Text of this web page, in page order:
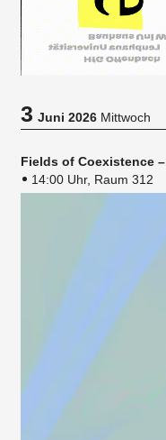
3Juni 2026 Mittwoch
Fields of Coexistence
14:00 Uhr, Raum 312